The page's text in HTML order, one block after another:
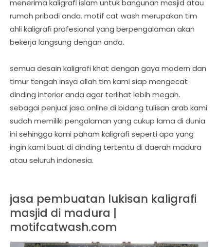
menerima kaligrafi islam untuk bangunan masjid atau
rumah pribadi anda. motif cat wash merupakan tim
ahli kaligrafi profesional yang berpengalaman akan
bekerja langsung dengan anda.
semua desain kaligrafi khat dengan gaya modern dan
timur tengah insya allah tim kami siap mengecat
dinding interior anda agar terlihat lebih megah.
sebagai penjual jasa online di bidang tulisan arab kami
sudah memiliki pengalaman yang cukup lama di dunia
ini sehingga kami paham kaligrafi seperti apa yang
ingin kami buat di dinding tertentu di daerah madura
atau seluruh indonesia.
jasa pembuatan lukisan kaligrafi
masjid di madura |
motifcatwash.com